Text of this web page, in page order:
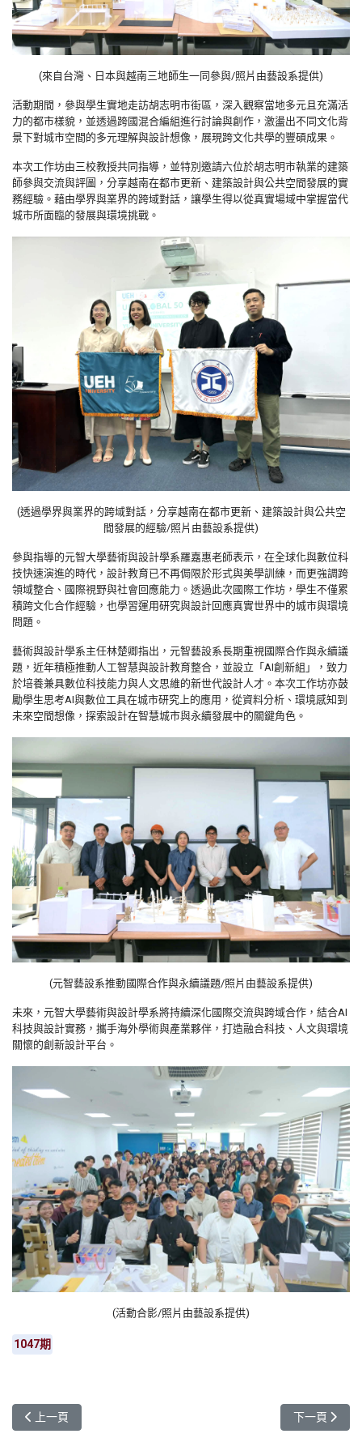
(來自台灣、日本與越南三地師生一同參與/照片由藝設系提供)
活動期間，參與學生實地走訪胡志明市街區，深入觀察當地多元且充滿活
力的都市樣貌，並透過跨國混合編組進行討論與創作，激盪出不同文化背
景下對城市空間的多元理解與設計想像，展現跨文化共學的豐碩成果。
本次工作坊由三校教授共同指導，並特別邀請六位於胡志明市執業的建築
師參與交流與評圖，分享越南在都市更新、建築設計與公共空間發展的實
務經驗。藉由學界與業界的跨域對話，讓學生得以從真實場域中掌握當代
城市所面臨的發展與環境挑戰。
(透過學界與業界的跨域對話，分享越南在都市更新、建築設計與公共空
間發展的經驗/照片由藝設系提供)
參與指導的元智大學藝術與設計學系羅嘉惠老師表示，在全球化與數位科
技快速演進的時代，設計教育已不再侷限於形式與美學訓練，而更強調跨
領域整合、國際視野與社會回應能力。透過此次國際工作坊，學生不僅累
積跨文化合作經驗，也學習運用研究與設計回應真實世界中的城市與環境
問題。
藝術與設計學系主任林楚卿指出，元智藝設系長期重視國際合作與永續議
題，近年積極推動人工智慧與設計教育整合，並設立「AI創新組」，致力
於培養兼具數位科技能力與人文思維的新世代設計人才。本次工作坊亦鼓
勵學生思考AI與數位工具在城市研究上的應用，從資料分析、環境感知到
未來空間想像，探索設計在智慧城市與永續發展中的關鍵角色。
(元智藝設系推動國際合作與永續議題/照片由藝設系提供)
未來，元智大學藝術與設計學系將持續深化國際交流與跨域合作，結合AI
科技與設計實務，攜手海外學術與產業夥伴，打造融合科技、人文與環境
關懷的創新設計平台。
(活動合影/照片由藝設系提供)
1047期
上一篇文章: 元智護理首屆加冠典禮登場 AI × 人文 × 跨域 培育守護
上一頁 下一篇文章:
下一頁